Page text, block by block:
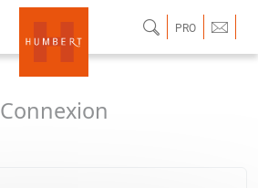
PRO
Connexion